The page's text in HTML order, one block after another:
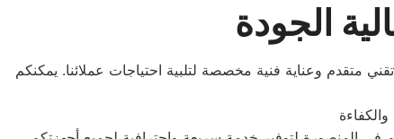
الجودة
متقدم وعناية فنية مخصصة لتلبية احتياجات عملائنا. يمكنكم